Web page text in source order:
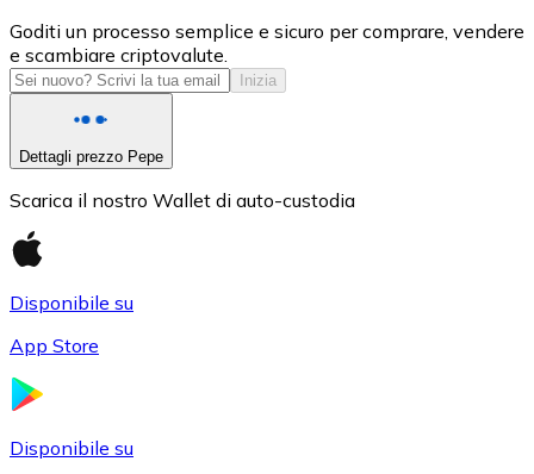
USD Coin
USDC
Goditi un processo semplice e sicuro per comprare, vendere
e scambiare criptovalute.
Inizia
Dettagli prezzo Pepe
Scarica il nostro Wallet di auto-custodia
Disponibile su
App Store
Disponibile su